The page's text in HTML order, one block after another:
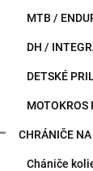
MTB /
DH /
DETSKÉ
MOTOKROS
CHRÁNIČE
Chániče